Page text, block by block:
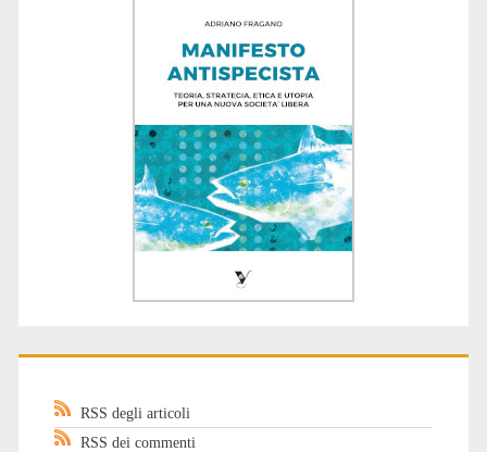
RSS degli articoli
RSS dei commenti